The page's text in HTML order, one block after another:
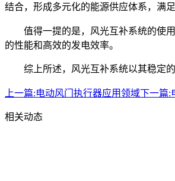
结合，形成多元化的能源供应体系，满
值得一提的是，风光互补系统的使
的性能和高效的发电效率。
综上所述，风光互补系统以其稳定
上一篇:电动风门执行器应用领域下一篇:
相关动态